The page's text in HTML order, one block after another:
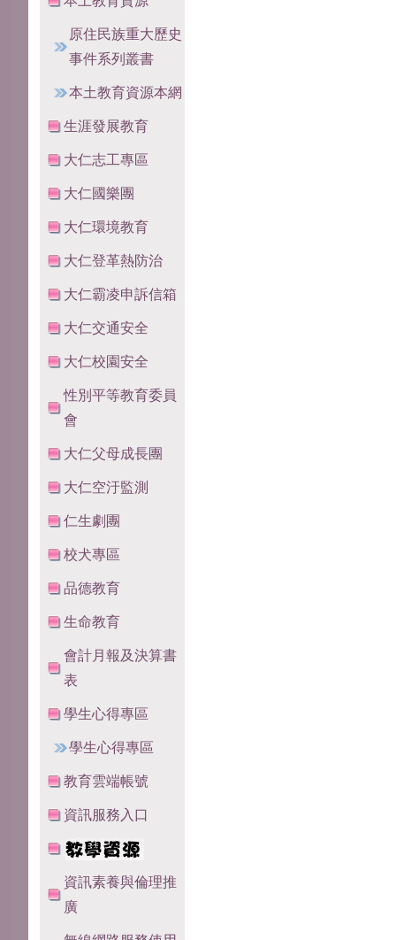
原住民族重大歷史
事件系列叢書
本土教育資源本網
生涯發展教育
大仁志工專區
大仁國樂團
大仁環境教育
大仁登革熱防治
大仁霸凌申訴信箱
大仁交通安全
大仁校園安全
性別平等教育委員
會
大仁父母成長團
大仁空汙監測
仁生劇團
校犬專區
品德教育
生命教育
會計月報及決算書
表
學生心得專區
學生心得專區
教育雲端帳號
資訊服務入口
資訊素養與倫理推
廣